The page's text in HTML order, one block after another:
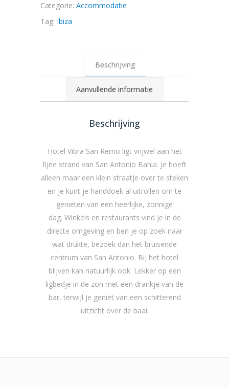
Categorie: Accommodatie
Tag: Ibiza
Beschrijving
Aanvullende informatie
Beschrijving
Hotel Vibra San Remo ligt vrijwel aan het
fijne strand van San Antonio Bahia. Je hoeft
alleen maar een klein straatje over te steken
en je kunt je handdoek al uitrollen om te
genieten van een heerlijke, zonnige
dag. Winkels en restaurants vind je in de
directe omgeving en ben je op zoek naar
wat drukte, bezoek dan het bruisende
centrum van San Antonio. Bij het hotel
blijven kan natuurlijk ook. Lekker op een
ligbedje in de zon met een drankje van de
bar, terwijl je geniet van een schitterend
uitzicht over de baai.